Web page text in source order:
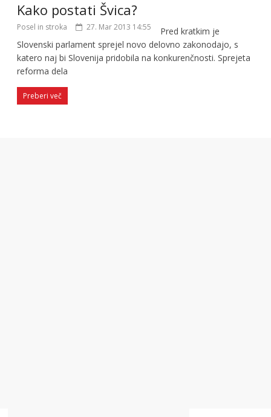
Kako postati Švica?
Posel in stroka 27. Mar 2013 14:55
Pred kratkim je
Slovenski parlament sprejel novo delovno zakonodajo, s
katero naj bi Slovenija pridobila na konkurenčnosti. Sprejeta
reforma dela
Preberi več